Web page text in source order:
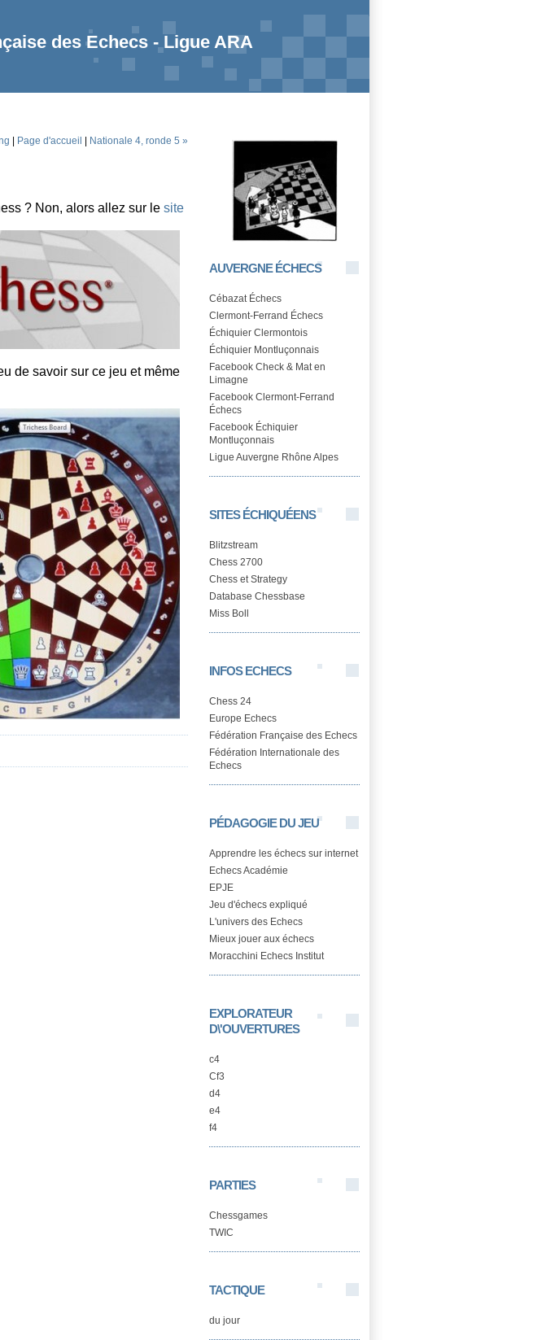
des Echecs - Ligue ARA
AUVERGNE ÉCHECS
Cébazat Échecs
Clermont-Ferrand Échecs
Échiquier Clermontois
Échiquier Montluçonnais
Facebook Check & Mat en
Limagne
Facebook Clermont-Ferrand
Échecs
Facebook Échiquier
Montluçonnais
Ligue Auvergne Rhône Alpes
SITES ÉCHIQUÉENS
Blitzstream
Chess 2700
Chess et Strategy
Database Chessbase
Miss Boll
INFOS ECHECS
Chess 24
Europe Echecs
Fédération Française des Echecs
Fédération Internationale des
Echecs
PÉDAGOGIE DU JEU
Apprendre les échecs sur internet
Echecs Académie
EPJE
Jeu d'échecs expliqué
L'univers des Echecs
Mieux jouer aux échecs
Moracchini Echecs Institut
EXPLORATEUR
D\'OUVERTURES
c4
Cf3
d4
e4
f4
PARTIES
Chessgames
TWIC
TACTIQUE
du jour
Page d'accueil Nationale 4, ronde 5 »
? Non, alors allez sur le site
de savoir sur ce jeu et même